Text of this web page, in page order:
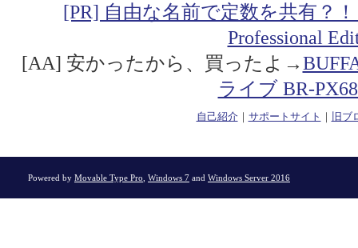
[PR] 自由な名前で定数を共有？
Professional
[AA] 安かったから、買ったよ→
ライブ BR-
自己紹介｜ サポートサイト ｜ 旧ブ
Powered by Movable Type Pro Windows 7 and Windows Server 2016